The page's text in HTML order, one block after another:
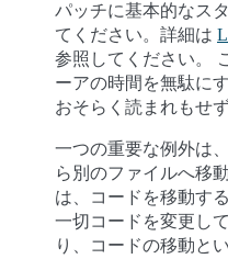
パッチに基本的なス
てください。詳細は
参照してください。
ーアの時間を無駄に
おそらく読まれもせ
一つの重要な例外は
ら別のファイルへ移
は、コードを移動す
一切コードを変更し
り、コードの移動と